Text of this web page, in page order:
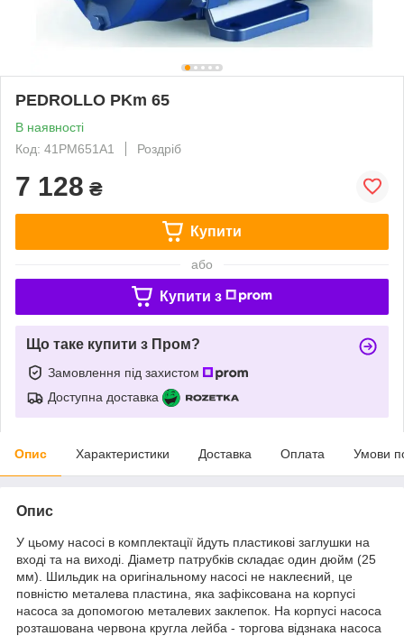
PEDROLLO PKm 65
В наявності
Код: 41PM651A1
Роздріб
7 128 ₴
Купити
або
Купити з
Що таке купити з Пром?
Замовлення під захистом
Доступна доставка
Опис Характеристики Доставка Оплата Умови
Опис
У цьому насосі в комплектації йдуть пластикові заглушки на
вході та на виході. Діаметр патрубків складає один дюйм (25
мм). Шильдик на оригінальному насосі не наклеєний, це
повністю металева пластина, яка зафіксована на корпусі
насоса за допомогою металевих заклепок. На корпусі насоса
розташована червона кругла лейба - торгова відзнака насоса